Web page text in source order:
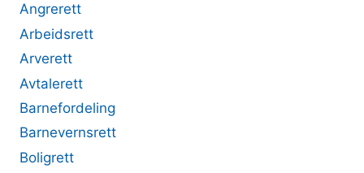
Angrerett
Arbeidsrett
Arverett
Avtalerett
Barnefordeling
Barnevernsrett
Boligrett